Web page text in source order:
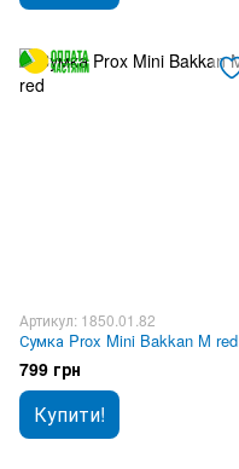
Артикул: 1850.01.82
Сумка Prox Mini Bakkan M red
799 грн
Купити!